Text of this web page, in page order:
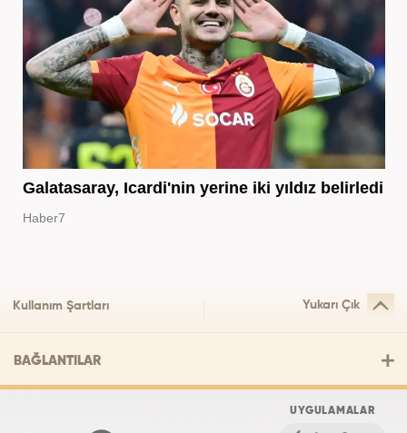
Galatasaray, Icardi'nin yerine iki yıldız belirledi
Haber7
Kullanım Şartları Yukarı Çık
BAĞLANTILAR
UYGULAMALAR